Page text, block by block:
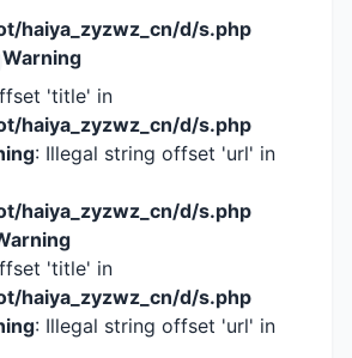
haiya_zyzwz_cn/d/s.php
Warning
'title' in
haiya_zyzwz_cn/d/s.php
: Illegal string offset 'url' in
haiya_zyzwz_cn/d/s.php
'title' in
haiya_zyzwz_cn/d/s.php
: Illegal string offset 'url' in